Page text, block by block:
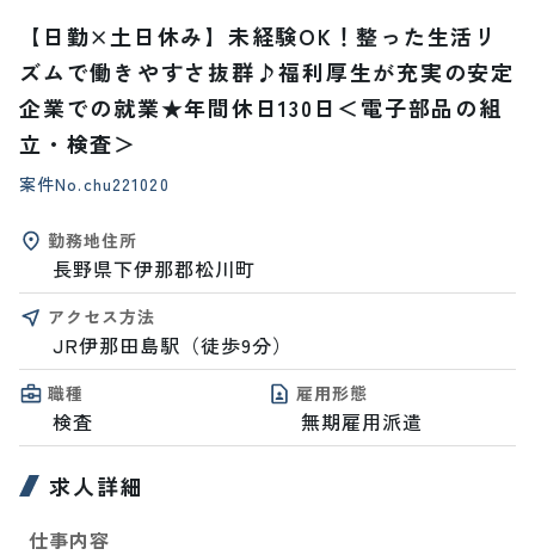
【日勤×土日休み】未経験OK！整った生活リ
ズムで働きやすさ抜群♪福利厚生が充実の安定
企業での就業★年間休日130日＜電子部品の組
立・検査＞
案件No.chu221020
勤務地住所
長野県下伊那郡松川町
アクセス方法
JR伊那田島駅（徒歩9分）
職種
検査
雇用形態
無期雇用派遣
求人詳細
仕事内容